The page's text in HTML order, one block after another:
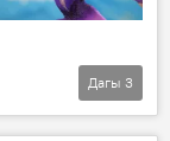
Дагы 3